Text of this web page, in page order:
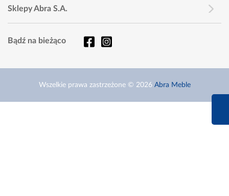
Sklepy Abra S.A.
Bądź na bieżąco
Wszelkie prawa zastrzeżone © 2026 Abra Meble
660 627